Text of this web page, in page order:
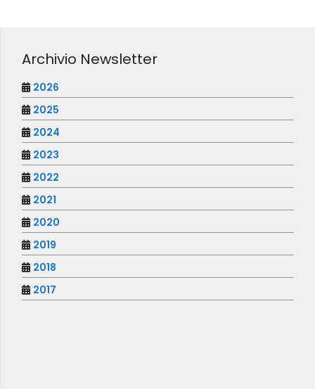
Archivio Newsletter
2026
2025
2024
2023
2022
2021
2020
2019
2018
2017